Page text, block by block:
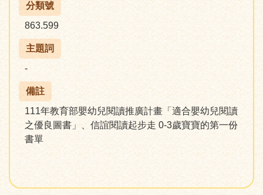
分類號
863.599
主題詞
-
備註
111年教育部嬰幼兒閱讀推廣計畫「適合嬰幼兒閱讀
之優良圖書」、信誼閱讀起步走 0-3歲寶寶的第一份
書單